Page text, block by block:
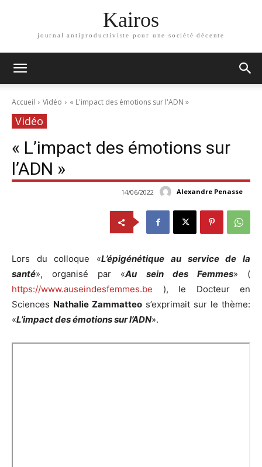
Kairos
journal antiproductiviste pour une société décente
Accueil Vidéo « L'impact des émotions sur l'ADN »
Vidéo
« L’impact des émotions sur
l’ADN »
Alexandre Penasse
14/06/2022
Lors du colloque «L’épigénétique au service de la
santé», organisé par «Au sein des Femmes» (
https://www.auseindesfemmes.be ), le Docteur en
Sciences Nathalie Zammatteo s’exprimait sur le thème:
«L’impact des émotions sur l’ADN».